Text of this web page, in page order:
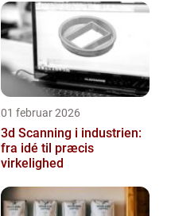
01 februar 2026
3d Scanning i industrien:
fra idé til præcis
virkelighed